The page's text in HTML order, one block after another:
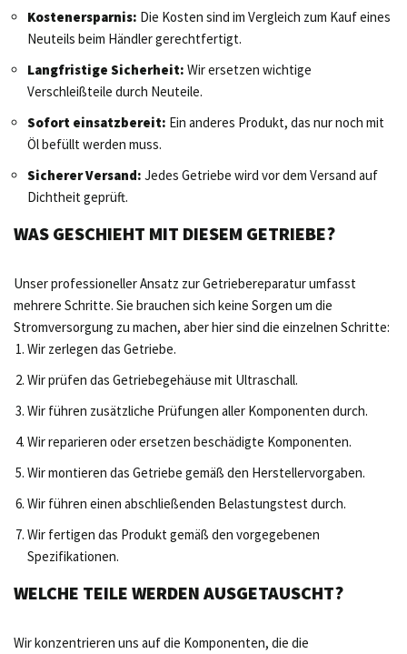
Kostenersparnis: Die Kosten sind im Vergleich zum Kauf eines
Neuteils beim Händler gerechtfertigt.
Langfristige Sicherheit: Wir ersetzen wichtige
Verschleißteile durch Neuteile.
Sofort einsatzbereit: Ein anderes Produkt, das nur noch mit
Öl befüllt werden muss.
Sicherer Versand: Jedes Getriebe wird vor dem Versand auf
Dichtheit geprüft.
WAS GESCHIEHT MIT DIESEM GETRIEBE?
Unser professioneller Ansatz zur Getriebereparatur umfasst
mehrere Schritte. Sie brauchen sich keine Sorgen um die
Stromversorgung zu machen, aber hier sind die einzelnen Schritte:
Wir zerlegen das Getriebe.
Wir prüfen das Getriebegehäuse mit Ultraschall.
Wir führen zusätzliche Prüfungen aller Komponenten durch.
Wir reparieren oder ersetzen beschädigte Komponenten.
Wir montieren das Getriebe gemäß den Herstellervorgaben.
Wir führen einen abschließenden Belastungstest durch.
Wir fertigen das Produkt gemäß den vorgegebenen
Spezifikationen.
WELCHE TEILE WERDEN AUSGETAUSCHT?
Wir konzentrieren uns auf die Komponenten, die die